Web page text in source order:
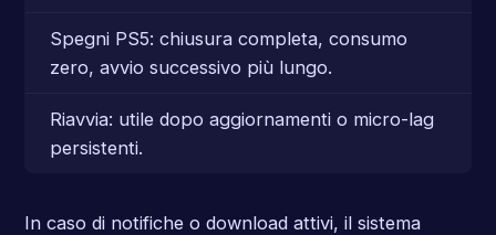
Spegni PS5: chiusura completa, consumo
zero, avvio successivo più lungo.
Riavvia: utile dopo aggiornamenti o micro-lag
persistenti.
In caso di notifiche o download attivi, il sistema